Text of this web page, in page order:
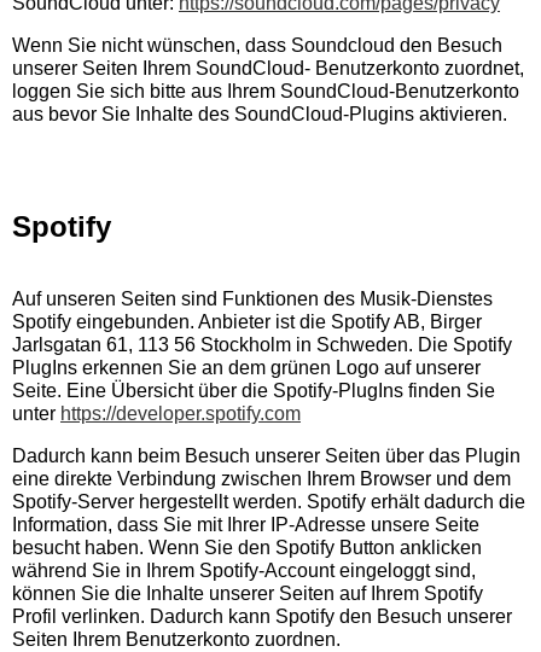
Wenn Sie nicht wünschen, dass Soundcloud den Besuch
unserer Seiten Ihrem SoundCloud- Benutzerkonto zuordnet,
loggen Sie sich bitte aus Ihrem SoundCloud-Benutzerkonto
aus bevor Sie Inhalte des SoundCloud-Plugins aktivieren.
Spotify
Auf unseren Seiten sind Funktionen des Musik-Dienstes
Spotify eingebunden. Anbieter ist die Spotify AB, Birger
Jarlsgatan 61, 113 56 Stockholm in Schweden. Die Spotify
PlugIns erkennen Sie an dem grünen Logo auf unserer
Seite. Eine Übersicht über die Spotify-PlugIns finden Sie
unter https://developer.spotify.com
Dadurch kann beim Besuch unserer Seiten über das Plugin
eine direkte Verbindung zwischen Ihrem Browser und dem
Spotify-Server hergestellt werden. Spotify erhält dadurch die
Information, dass Sie mit Ihrer IP-Adresse unsere Seite
besucht haben. Wenn Sie den Spotify Button anklicken
während Sie in Ihrem Spotify-Account eingeloggt sind,
können Sie die Inhalte unserer Seiten auf Ihrem Spotify
Profil verlinken. Dadurch kann Spotify den Besuch unserer
Seiten Ihrem Benutzerkonto zuordnen.